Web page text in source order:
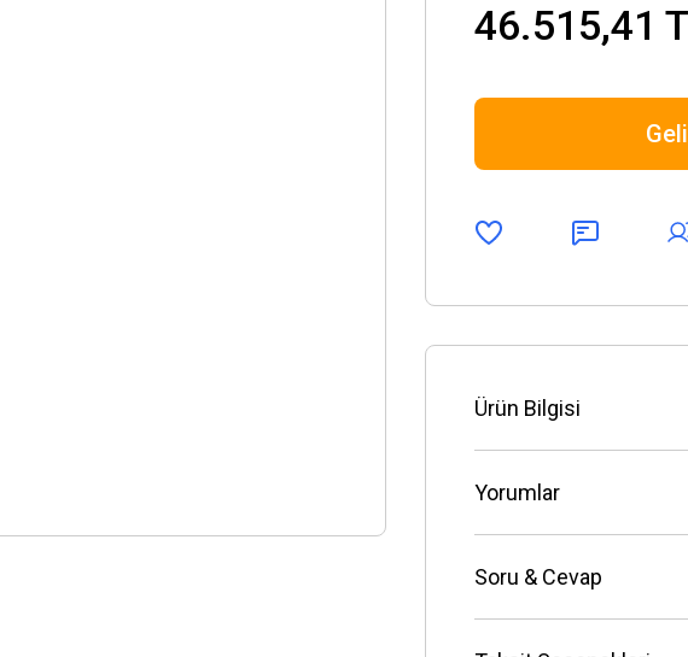
46.515,41
Ürün Bilgisi
Yorumlar
Soru & Cevap